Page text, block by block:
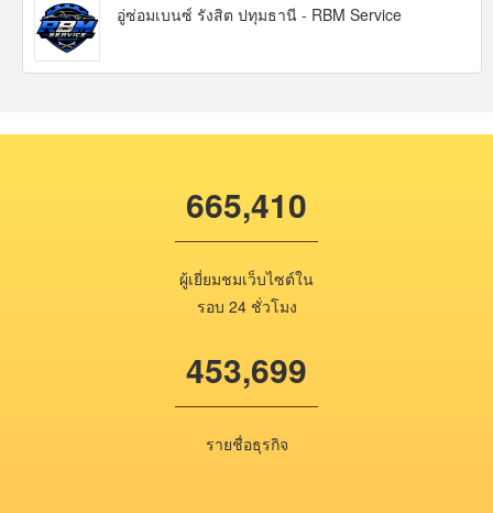
อู่ซ่อมเบนซ์ รังสิต ปทุมธานี - RBM Service
665,410
ผู้เยี่ยมชมเว็บไซต์ใน
รอบ 24 ชั่วโมง
453,699
รายชื่อธุรกิจ